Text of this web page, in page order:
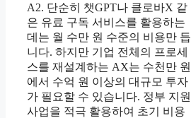
A2. 단순히 챗GPT나 클로바X 같
은 유료 구독 서비스를 활용하는
데는 월 수만 원 수준의 비용만 듭
니다. 하지만 기업 전체의 프로세
스를 재설계하는 AX는 수천만 원
에서 수억 원 이상의 대규모 투자
가 필요할 수 있습니다. 정부 지원
사업을 적극 활용하여 초기 비용